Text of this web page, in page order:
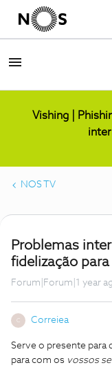
Vishing |
NOS TV
Problemas
fidelização
Forum|Forum|1 year
C Correiea
Serve o presente para
para com os vossos